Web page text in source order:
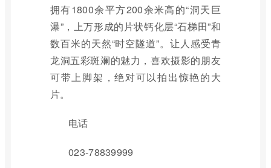
拥有1800余平方200余米高的“洞天巨
瀑”，上万形成的片状钙化层“石梯田”和
数百米的天然“时空隧道”。让人感受青
龙洞五彩斑斓的魅力，喜欢摄影的朋友
可带上脚架，绝对可以拍出惊艳的大
片。
电话
023-78839999